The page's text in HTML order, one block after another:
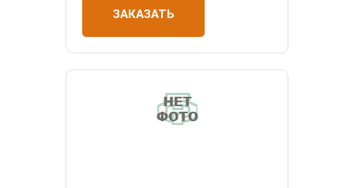
ЗАКАЗАТЬ